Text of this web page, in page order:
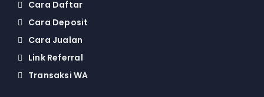
Cara Daftar
Cara Deposit
Cara Jualan
Link Referral
Transaksi WA